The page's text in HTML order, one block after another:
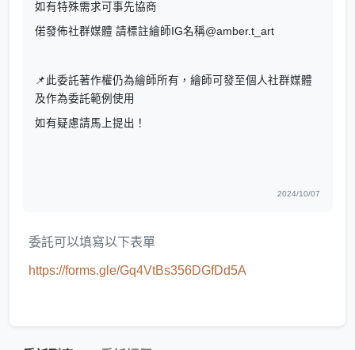
如有特殊需求可事先協商
偌發佈社群媒體 請標註繪師IG名稱@amber.t_art
📌此委託著作權仍為繪師所有，繪師可發至個人社群媒體
及作為委託範例使用
如有疑慮請馬上提出！
2024/10/07
委託可以填寫以下表單
https://forms.gle/Gq4VtBs356DGfDd5A